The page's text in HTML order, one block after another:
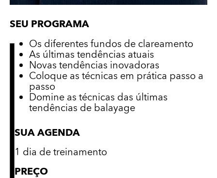
SEU PROGRAMA
Os diferentes fundos de clareamento
As últimas tendências atuais
Novas tendências inovadoras
Coloque as técnicas em prática passo a
passo
Domine as técnicas das últimas
tendências de balayage
SUA AGENDA
1 dia de treinamento
PREÇO